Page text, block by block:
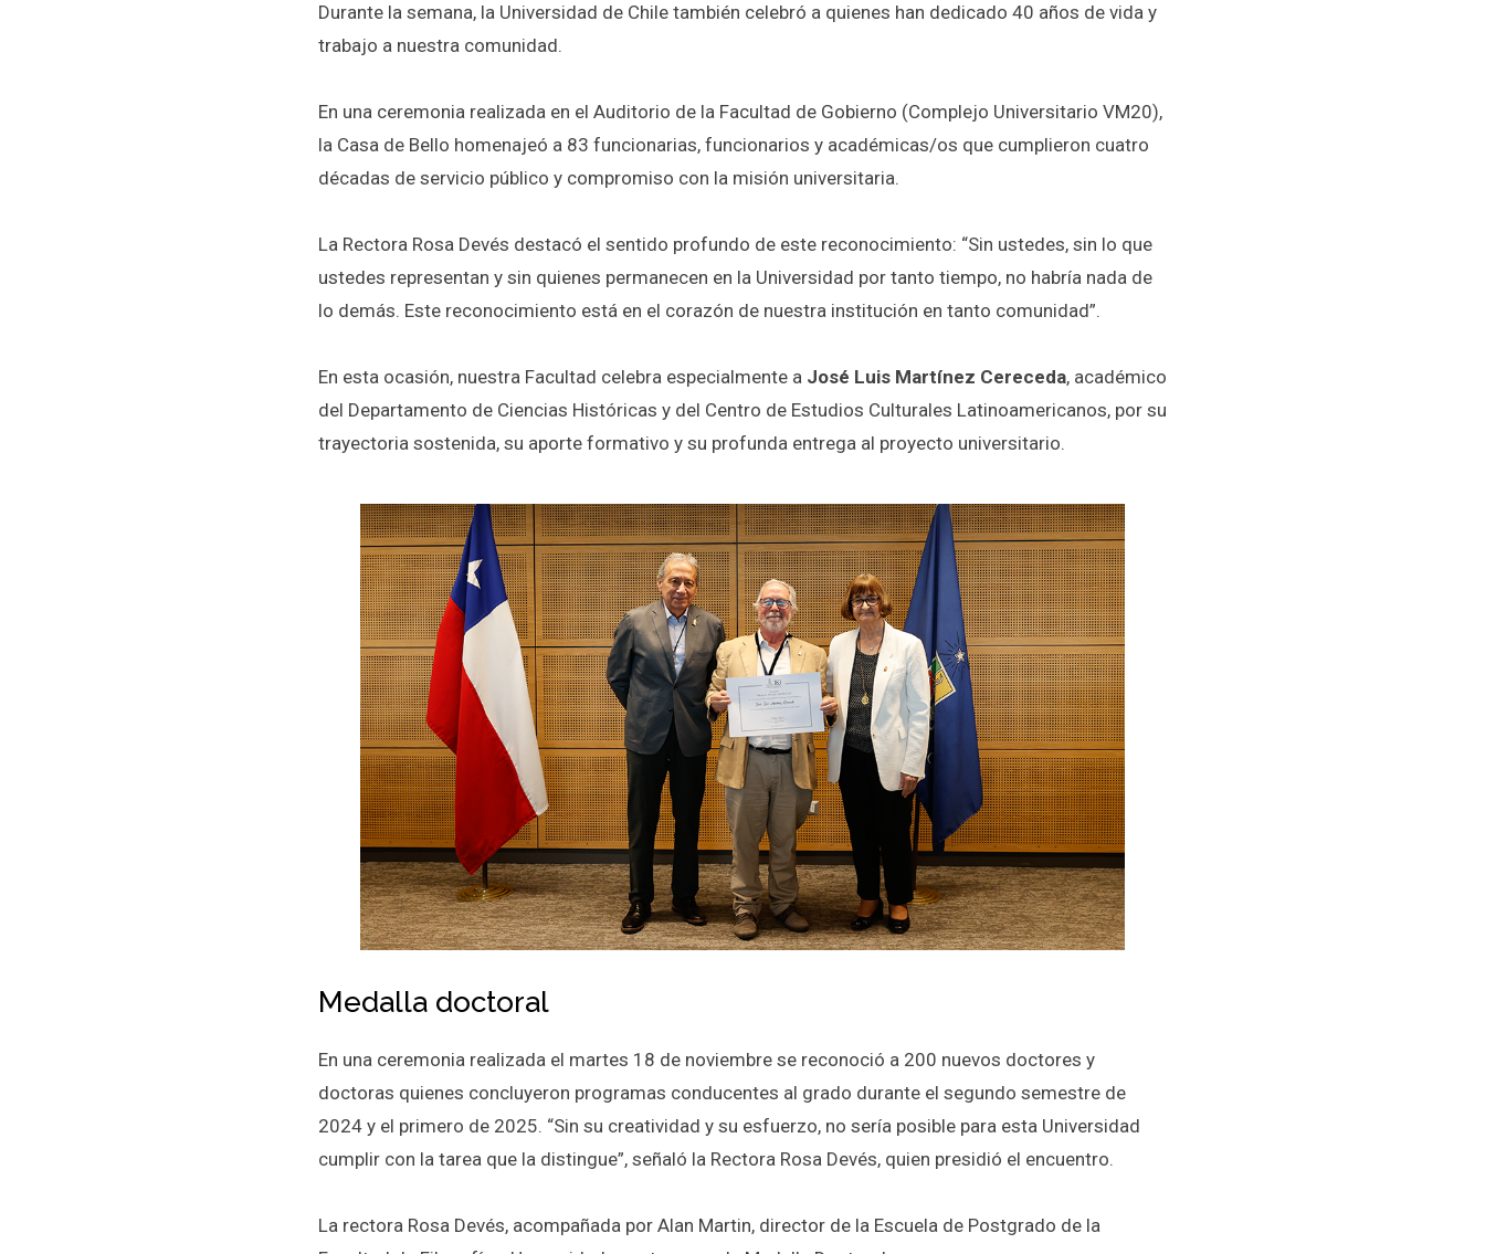
Durante la semana, la Universidad de Chile también celebró a quienes han dedicado 40 años de vida y
trabajo a nuestra comunidad.
En una ceremonia realizada en el Auditorio de la Facultad de Gobierno (Complejo Universitario VM20),
la Casa de Bello homenajeó a 83 funcionarias, funcionarios y académicas/os que cumplieron cuatro
décadas de servicio público y compromiso con la misión universitaria.
La Rectora Rosa Devés destacó el sentido profundo de este reconocimiento: “Sin ustedes, sin lo que
ustedes representan y sin quienes permanecen en la Universidad por tanto tiempo, no habría nada de
lo demás. Este reconocimiento está en el corazón de nuestra institución en tanto comunidad”.
En esta ocasión, nuestra Facultad celebra especialmente a José Luis Martínez Cereceda, académico
del Departamento de Ciencias Históricas y del Centro de Estudios Culturales Latinoamericanos, por su
trayectoria sostenida, su aporte formativo y su profunda entrega al proyecto universitario.
Medalla doctoral
En una ceremonia realizada el martes 18 de noviembre se reconoció a 200 nuevos doctores y
doctoras quienes concluyeron programas conducentes al grado durante el segundo semestre de
2024 y el primero de 2025. “Sin su creatividad y su esfuerzo, no sería posible para esta Universidad
cumplir con la tarea que la distingue”, señaló la Rectora Rosa Devés, quien presidió el encuentro.
La rectora Rosa Devés, acompañada por Alan Martin, director de la Escuela de Postgrado de la